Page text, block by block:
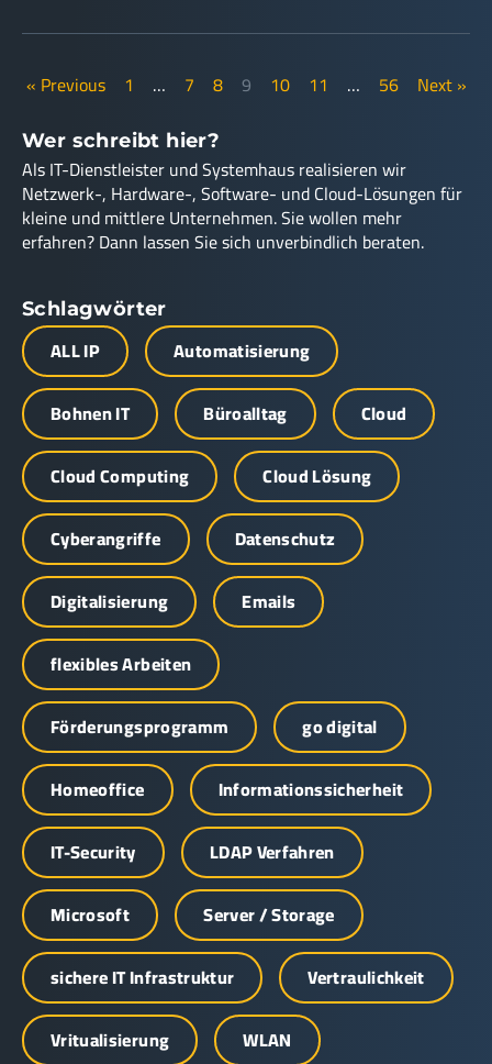
« Previous 1 … 7 8 9 10 11 … 56 Next »
Wer schreibt hier?
Als IT-Dienstleister und Systemhaus realisieren wir
Netzwerk-, Hardware-, Software- und Cloud-Lösungen für
kleine und mittlere Unternehmen. Sie wollen mehr
erfahren? Dann lassen Sie sich unverbindlich beraten.
Schlagwörter
ALL IP
Automatisierung
Bohnen IT
Büroalltag
Cloud
Cloud Computing
Cloud Lösung
Cyberangriffe
Datenschutz
Digitalisierung
Emails
flexibles Arbeiten
Förderungsprogramm
go digital
Homeoffice
Informationssicherheit
IT-Security
LDAP Verfahren
Microsoft
Server / Storage
sichere IT Infrastruktur
Vertraulichkeit
Vritualisierung
WLAN